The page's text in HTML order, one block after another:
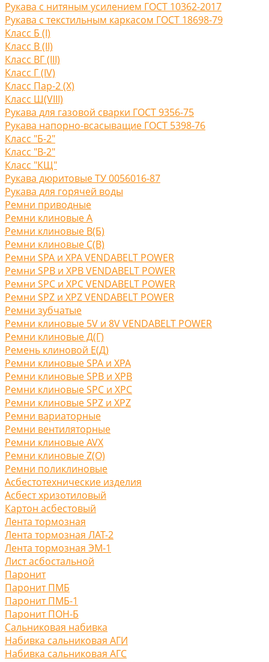
Рукава с нитяным усилением ГОСТ 10362-2017
Рукава с текстильным каркасом ГОСТ 18698-79
Класс Б (I)
Класс В (II)
Класс ВГ (III)
Класс Г (IV)
Класс Пар-2 (X)
Класс Ш(VIII)
Рукава для газовой сварки ГОСТ 9356-75
Рукава напорно-всасыващие ГОСТ 5398-76
Класс "Б-2"
Класс "В-2"
Класс "КЩ"
Рукава дюритовые ТУ 0056016-87
Рукава для горячей воды
Ремни приводные
Ремни клиновые A
Ремни клиновые В(Б)
Ремни клиновые С(B)
Ремни SPA и XPA VENDABELT POWER
Ремни SPB и XPB VENDABELT POWER
Ремни SPC и XPC VENDABELT POWER
Ремни SPZ и XPZ VENDABELT POWER
Ремни зубчатые
Ремни клиновые 5V и 8V VENDABELT POWER
Ремни клиновые Д(Г)
Ремень клиновой Е(Д)
Ремни клиновые SPA и XPA
Ремни клиновые SPB и XPB
Ремни клиновые SPC и XPC
Ремни клиновые SPZ и XPZ
Ремни вариаторные
Ремни вентиляторные
Ремни клиновые AVX
Ремни клиновые Z(O)
Ремни поликлиновые
Асбестотехнические изделия
Асбест хризотиловый
Картон асбестовый
Лента тормозная
Лента тормозная ЛАТ-2
Лента тормозная ЭМ-1
Лист асбостальной
Паронит
Паронит ПМБ
Паронит ПМБ-1
Паронит ПОН-Б
Сальниковая набивка
Набивка сальниковая АГИ
Набивка сальниковая АГС